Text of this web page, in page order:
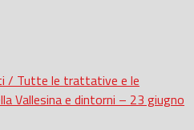
/ Tutte le trattative e le
Vallesina e dintorni – 23 giugno